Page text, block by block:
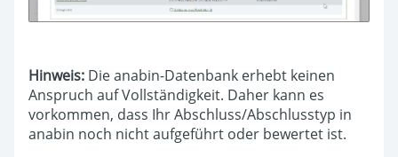
Hinweis: Die anabin-Datenbank erhebt keinen
Anspruch auf Vollständigkeit. Daher kann es
vorkommen, dass Ihr Abschluss/Abschlusstyp in
anabin noch nicht aufgeführt oder bewertet ist.